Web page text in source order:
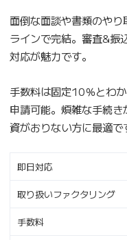
面倒な面談や書類のや
ラインで完結。審査&振
対応が魅力です。
手数料は固定10％とわ
申請可能。煩雑な手続
資がおりない方に最適で
即日対応
取り扱いファクタリング
手数料